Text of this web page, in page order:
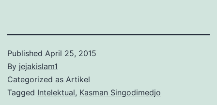
Published April 25, 2015
By jejakislam1
Categorized as Artikel
Tagged Intelektual, Kasman Singodimedjo